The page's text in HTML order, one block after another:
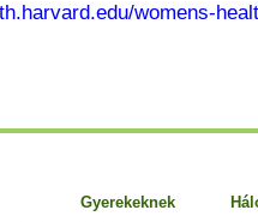
womens-
Gyerekeknek